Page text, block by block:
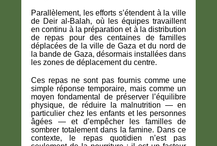
Parallèlement, les efforts s’étendent à la ville
de Deir al-Balah, où les équipes travaillent
en continu à la préparation et à la distribution
de repas pour des centaines de familles
déplacées de la ville de Gaza et du nord de
la bande de Gaza, désormais installées dans
les zones de déplacement du centre.
Ces repas ne sont pas fournis comme une
simple réponse temporaire, mais comme un
moyen fondamental de préserver l’équilibre
physique, de réduire la malnutrition — en
particulier chez les enfants et les personnes
âgées — et d’empêcher les familles de
sombrer totalement dans la famine. Dans ce
contexte, le repas quotidien n’est pas